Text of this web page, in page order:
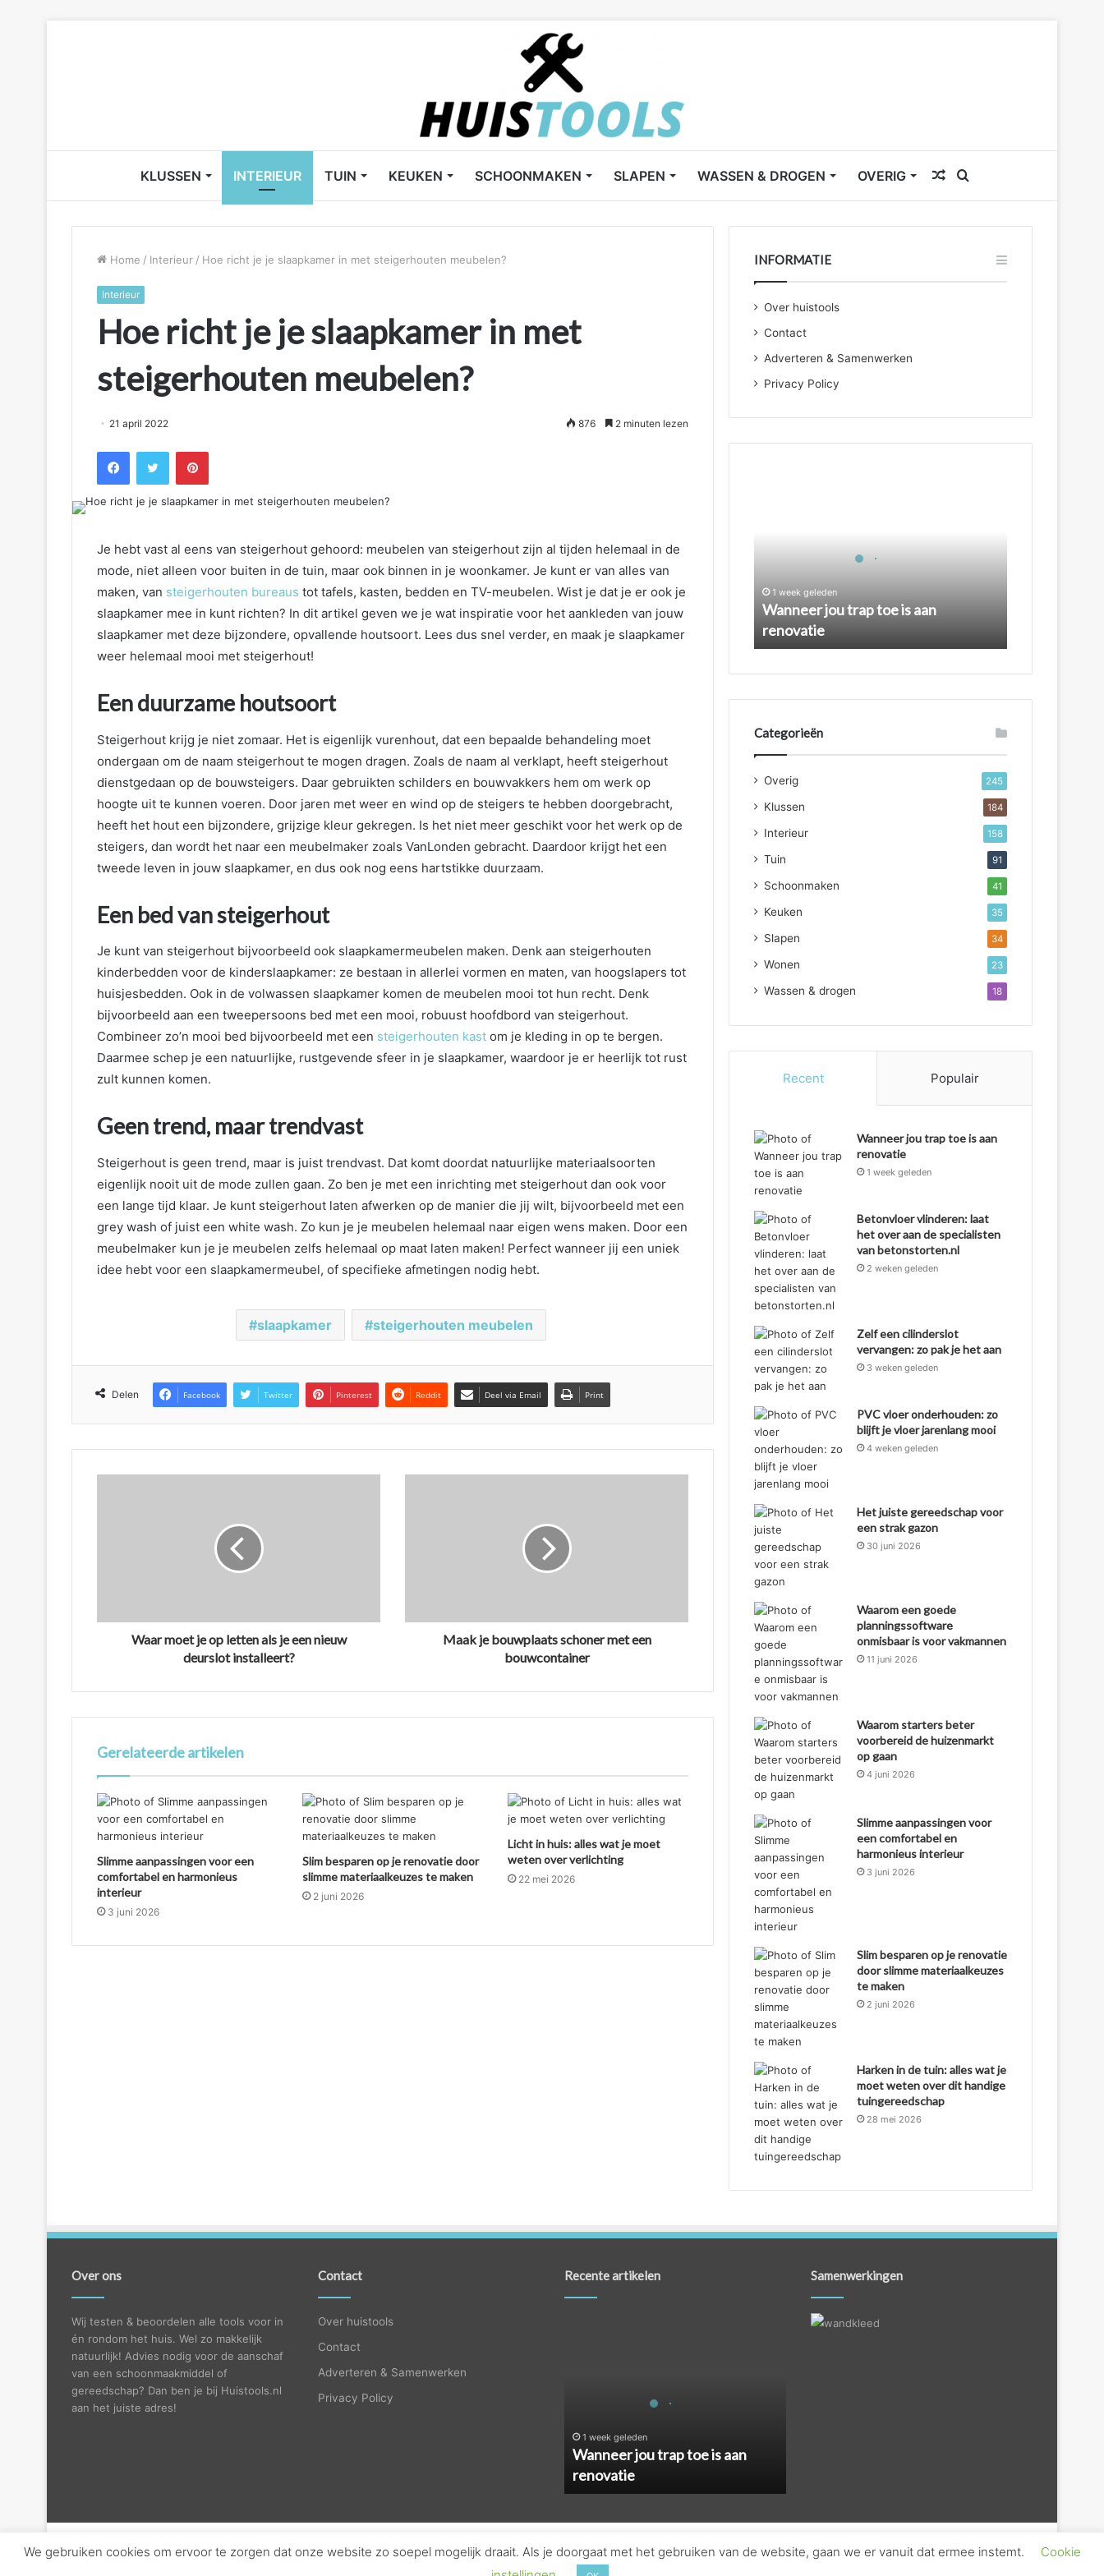
KLUSSEN INTERIEUR TUIN KEUKEN SCHOONMAKEN SLAPEN WASSEN & DROGEN OVERIG
naar
Willekeurig
artikel
Home / Interieur / Hoe richt je je slaapkamer in met steigerhouten meubelen?
Interieur
Hoe richt je je slaapkamer in met
steigerhouten meubelen?
21 april 2022 876 2 minuten lezen
FacebookTwitter Pinterest
Je hebt vast al eens van steigerhout gehoord: meubelen van steigerhout zijn al tijden helemaal in de
mode, niet alleen voor buiten in de tuin, maar ook binnen in je woonkamer. Je kunt er van alles van
maken, van steigerhouten bureaus tot tafels, kasten, bedden en TV-meubelen. Wist je dat je er ook je
slaapkamer mee in kunt richten? In dit artikel geven we je wat inspiratie voor het aankleden van jouw
slaapkamer met deze bijzondere, opvallende houtsoort. Lees dus snel verder, en maak je slaapkamer
weer helemaal mooi met steigerhout!
Een duurzame houtsoort
Steigerhout krijg je niet zomaar. Het is eigenlijk vurenhout, dat een bepaalde behandeling moet
ondergaan om de naam steigerhout te mogen dragen. Zoals de naam al verklapt, heeft steigerhout
dienstgedaan op de bouwsteigers. Daar gebruikten schilders en bouwvakkers hem om werk op
hoogte uit te kunnen voeren. Door jaren met weer en wind op de steigers te hebben doorgebracht,
heeft het hout een bijzondere, grijzige kleur gekregen. Is het niet meer geschikt voor het werk op de
steigers, dan wordt het naar een meubelmaker zoals VanLonden gebracht. Daardoor krijgt het een
tweede leven in jouw slaapkamer, en dus ook nog eens hartstikke duurzaam.
Een bed van steigerhout
Je kunt van steigerhout bijvoorbeeld ook slaapkamermeubelen maken. Denk aan steigerhouten
kinderbedden voor de kinderslaapkamer: ze bestaan in allerlei vormen en maten, van hoogslapers tot
huisjesbedden. Ook in de volwassen slaapkamer komen de meubelen mooi tot hun recht. Denk
bijvoorbeeld aan een tweepersoons bed met een mooi, robuust hoofdbord van steigerhout.
Combineer zo’n mooi bed bijvoorbeeld met een steigerhouten kast om je kleding in op te bergen.
Daarmee schep je een natuurlijke, rustgevende sfeer in je slaapkamer, waardoor je er heerlijk tot rust
zult kunnen komen.
Geen trend, maar trendvast
Steigerhout is geen trend, maar is juist trendvast. Dat komt doordat natuurlijke materiaalsoorten
eigenlijk nooit uit de mode zullen gaan. Zo ben je met een inrichting met steigerhout dan ook voor
een lange tijd klaar. Je kunt steigerhout laten afwerken op de manier die jij wilt, bijvoorbeeld met een
grey wash of juist een white wash. Zo kun je je meubelen helemaal naar eigen wens maken. Door een
meubelmaker kun je je meubelen zelfs helemaal op maat laten maken! Perfect wanneer jij een uniek
idee hebt voor een slaapkamermeubel, of specifieke afmetingen nodig hebt.
slaapkamer steigerhouten meubelen
Delen Facebook Twitter Pinterest Reddit Deel via Email Print
Waar moet je op letten als je een nieuw
deurslot installeert?
Maak je bouwplaats schoner met een
bouwcontainer
Gerelateerde artikelen
Slimme aanpassingen voor een
comfortabel en harmonieus
interieur
3 juni 2026
Slim besparen op je renovatie door
slimme materiaalkeuzes te maken
2 juni 2026
Licht in huis: alles wat je moet
weten over verlichting
22 mei 2026
INFORMATIE
Over huistools
Contact
Adverteren & Samenwerken
Privacy Policy
1 week geleden
Wanneer jou trap toe is aan
renovatie
Categorieën
Overig 245
Klussen 184
Interieur 158
Tuin 91
Schoonmaken 41
Keuken 35
Slapen 34
Wonen 23
Wassen & drogen 18
Recent Populair
Wanneer jou trap toe is aan
renovatie
1 week geleden
Betonvloer vlinderen: laat
het over aan de specialisten
van betonstorten.nl
2 weken geleden
Zelf een cilinderslot
vervangen: zo pak je het aan
3 weken geleden
PVC vloer onderhouden: zo
blijft je vloer jarenlang mooi
4 weken geleden
Het juiste gereedschap voor
een strak gazon
30 juni 2026
Waarom een goede
planningssoftware
onmisbaar is voor vakmannen
11 juni 2026
Waarom starters beter
voorbereid de huizenmarkt
op gaan
4 juni 2026
Slimme aanpassingen voor
een comfortabel en
harmonieus interieur
3 juni 2026
Slim besparen op je renovatie
door slimme materiaalkeuzes
te maken
2 juni 2026
Harken in de tuin: alles wat je
moet weten over dit handige
tuingereedschap
28 mei 2026
Over ons
Wij testen & beoordelen alle tools voor in
én rondom het huis. Wel zo makkelijk
natuurlijk! Advies nodig voor de aanschaf
van een schoonmaakmiddel of
gereedschap? Dan ben je bij Huistools.nl
aan het juiste adres!
Contact
Over huistools
Contact
Adverteren & Samenwerken
Privacy Policy
Recente artikelen
1 week geleden
Wanneer jou trap toe is aan
renovatie
Samenwerkingen
© Copyright 2026, Alle rechten voorbehouden - Nederland |Huistools
We gebruiken cookies om ervoor te zorgen dat onze website zo soepel mogelijk draait. Als je doorgaat met het gebruiken van de website, gaan we er vanuit dat ermee instemt.
Cookie